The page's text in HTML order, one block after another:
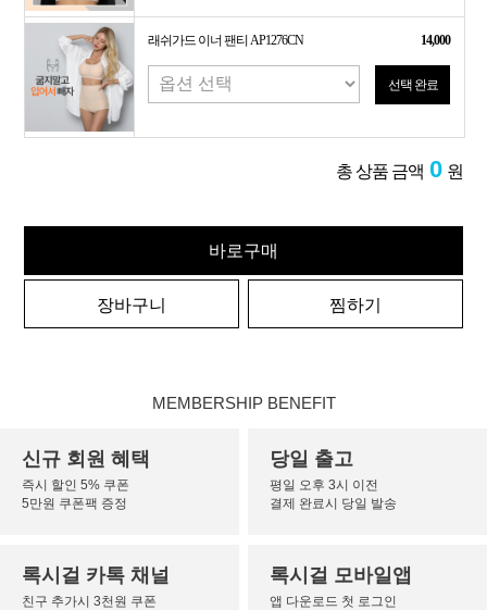
래쉬가드 이너 팬티 AP1276CN 14,000
선택 완료
총 상품 금액 0 원
바로구매
장바구니 찜하기
MEMBERSHIP BENEFIT
신규 회원 혜택
즉시 할인 5% 쿠폰
5만원 쿠폰팩 증정
당일 출고
평일 오후 3시 이전
결제 완료시 당일 발송
록시걸 카톡 채널
친구 추가시 3천원 쿠폰
록시걸 모바일앱
앱 다운로드 첫 로그인